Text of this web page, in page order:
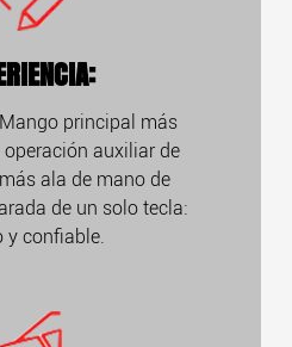
principal más
auxiliar de
ala de mano de
de un solo tecla:
y confiable.